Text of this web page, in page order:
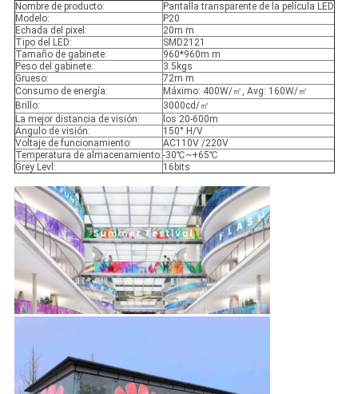
Nombre de producto:
Pantalla transparente de la película LED
Modelo:
P20
Echada del pixel:
20m m
Tipo del LED:
SMD2121
Tamaño de gabinete:
960*960m m
Peso del gabinete:
3.5kgs
Grueso:
72m m
Consumo de energía:
Máximo: 400W/㎡, Avg: 160W/㎡
Brillo:
3000cd/㎡
La mejor distancia de visión:
los 20-600m
Ángulo de visión:
150° H/V
Voltaje de funcionamiento:
AC110V /220V
Temperatura de almacenamiento:-30℃~+65℃
Grey Levl:
16bits